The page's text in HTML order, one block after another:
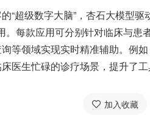
级数字大脑”，杏石大模型驱
。每款应用可分别针对临床与患
等领域实现实时精准辅助。例
医生忙碌的诊疗场景，提升了工
加入收藏